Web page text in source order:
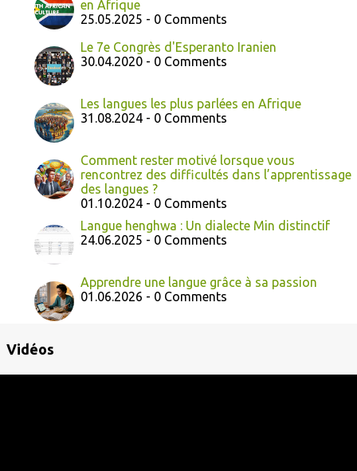
en Afrique
25.05.2025 - 0 Comments
Le 7e Congrès d'Esperanto Iranien
30.04.2020 - 0 Comments
Les langues les plus parlées en Afrique
31.08.2024 - 0 Comments
Comment rester motivé lorsque vous
rencontrez des difficultés dans l’apprentissage
des langues ?
01.10.2024 - 0 Comments
Langue henghwa : Un dialecte Min distinctif
24.06.2025 - 0 Comments
Apprendre une langue grâce à sa passion
01.06.2026 - 0 Comments
Vidéos